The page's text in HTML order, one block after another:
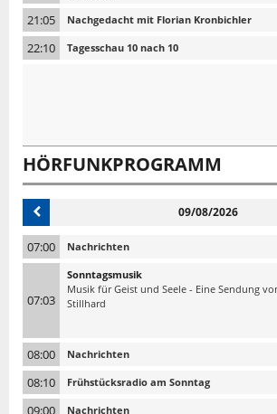
21:05 Nachgedacht mit Florian Kronbichler
22:10 Tagesschau 10 nach 10
HÖRFUNKPROGRAMM
09/08/2026
07:00 Nachrichten
07:03
Sonntagsmusik
Musik für Geist und Seele - Eine Sendung
Stillhard
08:00 Nachrichten
08:10 Frühstücksradio am Sonntag
09:00 Nachrichten